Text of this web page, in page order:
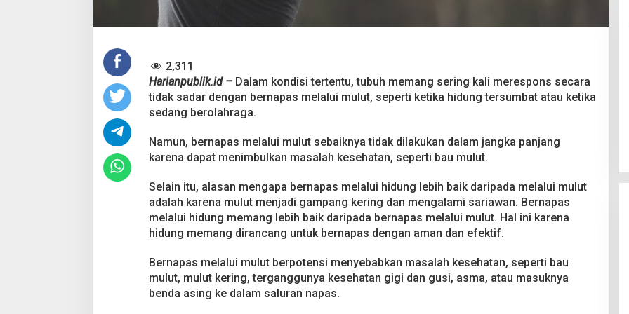
a
M
a
l
u
i
M
l
t
B
e
r
k
t
P
e
2,311
Harianpublik.id – Dalam kondisi tertentu, tubuh memang sering kali merespons secara
tidak sadar dengan bernapas melalui mulut, seperti ketika hidung tersumbat atau ketika
sedang berolahraga.
Namun, bernapas melalui mulut sebaiknya tidak dilakukan dalam jangka panjang
karena dapat menimbulkan masalah kesehatan, seperti bau mulut.
Selain itu, alasan mengapa bernapas melalui hidung lebih baik daripada melalui mulut
adalah karena mulut menjadi gampang kering dan mengalami sariawan. Bernapas
melalui hidung memang lebih baik daripada bernapas melalui mulut. Hal ini karena
hidung memang dirancang untuk bernapas dengan aman dan efektif.
Bernapas melalui mulut berpotensi menyebabkan masalah kesehatan, seperti bau
mulut, mulut kering, terganggunya kesehatan gigi dan gusi, asma, atau masuknya
benda asing ke dalam saluran napas.
Pesta Pernikahan Berakhir
Miras